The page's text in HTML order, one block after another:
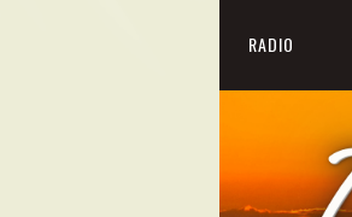
RADIO